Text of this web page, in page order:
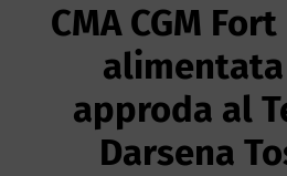
CMA CGM
alimentata
approda al
Darsena